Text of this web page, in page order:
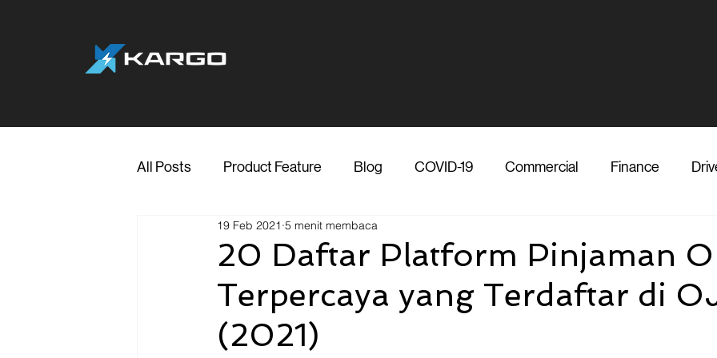
All Posts Product Feature Blog COVID-19 Commercial Finance
Marketing Media
Transporter Support Blog Vendor Shipper Media COVID-19
20 Daftar Platform Pinjaman
Terpercaya yang Terdaftar di
(2021)
19 Feb 2021 5 menit membaca